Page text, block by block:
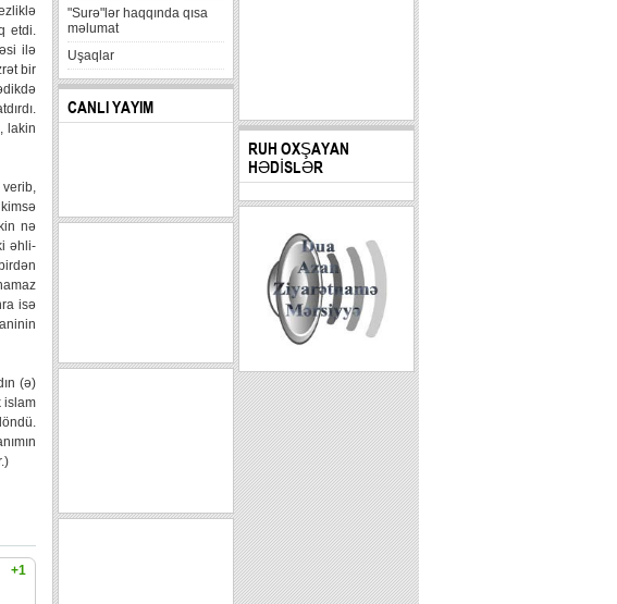
etdi.
ilə
bir
lakin
verib,
nə
əhli-
isə
(ə)
islam
+1
"Surə"lər haqqında qısa
məlumat
Uşaqlar
CANLI YAYIM
RUH OXŞAYAN
HƏDİSLƏR